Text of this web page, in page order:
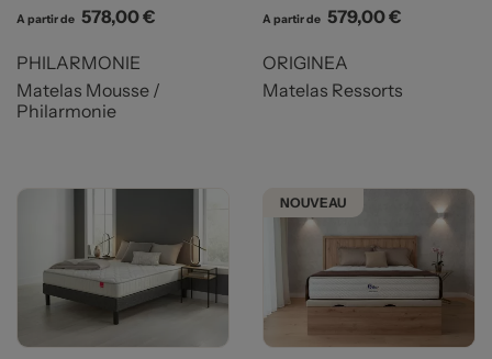
A partir de Prix
578,00 €
PHILARMONIE
Matelas Mousse /
Philarmonie
A partir de Prix
579,00 €
ORIGINEA
Matelas Ressorts
NOUVEAU